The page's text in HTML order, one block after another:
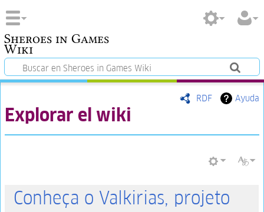
Sheroes in Games
Wiki
RDF Ayuda
Explorar el wiki
Conheça o Valkirias, projeto